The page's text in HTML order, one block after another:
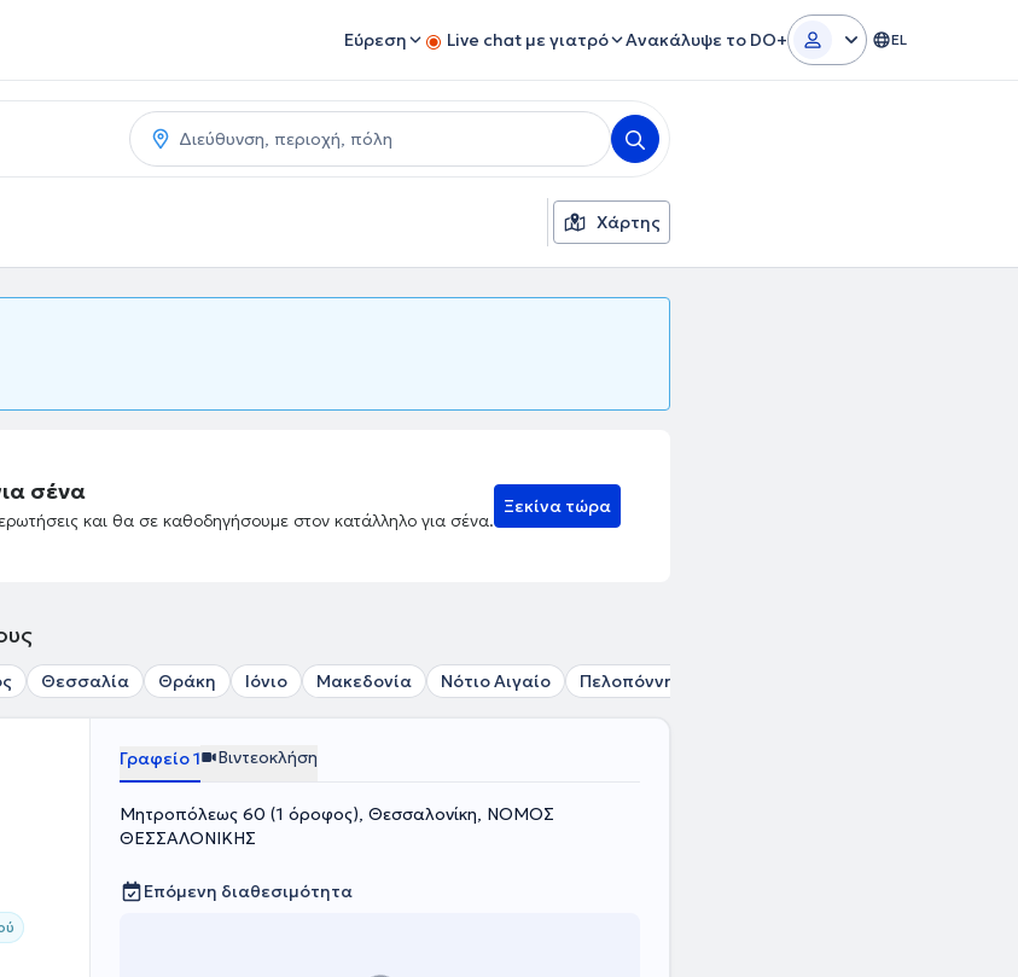
Εύρεση Live chat με γιατρό Ανακάλυψε το DO+ EL
Χάρτης
σένα
και θα σε καθοδηγήσουμε στον κατάλληλο για σένα.
Ξεκίνα τώρα
Θεσσαλία Θράκη Ιόνιο Μακεδονία Νότιο Αιγαίο Πελοπόννησος
Γραφείο 1 Βιντεοκλήση
Μητροπόλεως 60 (1 όροφος), Θεσσαλονίκη, ΝΟΜΟΣ
ΘΕΣΣΑΛΟΝΙΚΗΣ
Επόμενη διαθεσιμότητα